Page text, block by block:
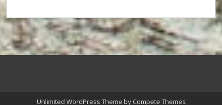
Unlimited WordPress Theme by Compete Themes